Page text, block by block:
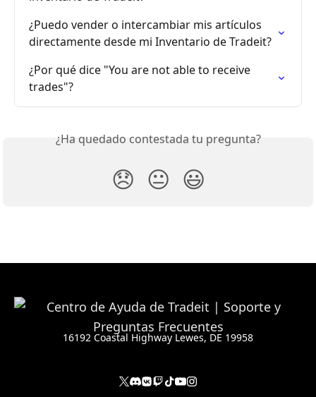
¿Puedo vender o intercambiar mis artículos
directamente desde mi Inventario de Tradeit?
¿Por qué dice "You are not able to receive
trades"?
¿Ha quedado contestada tu pregunta?
😞 😐 😃
16192 Coastal Highway Lewes, DE 19958